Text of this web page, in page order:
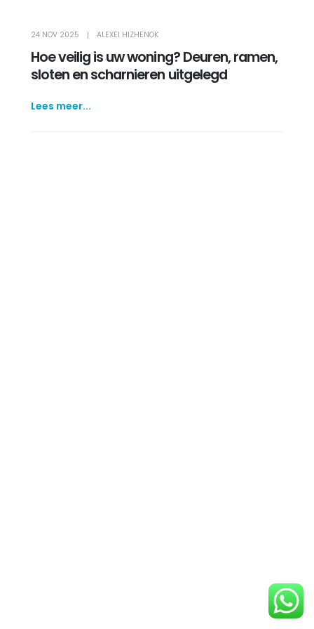
24 NOV 2025 ALEXEI HIZHENOK
Hoe veilig is uw woning? Deuren, ramen,
sloten en scharnieren uitgelegd
Lees meer...